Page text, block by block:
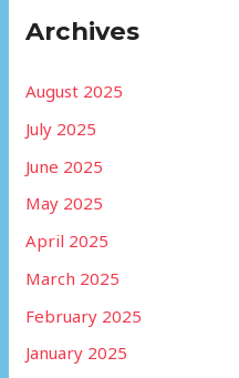
Archives
August 2025
July 2025
June 2025
May 2025
April 2025
March 2025
February 2025
January 2025